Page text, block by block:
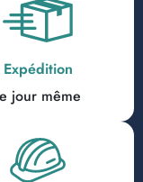
Expédition
jour même